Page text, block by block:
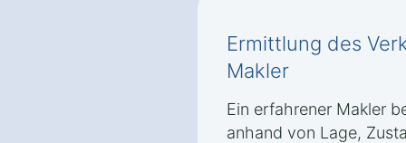
Ermittlung des
Makler
Ein erfahrener Makler
anhand von Lage,